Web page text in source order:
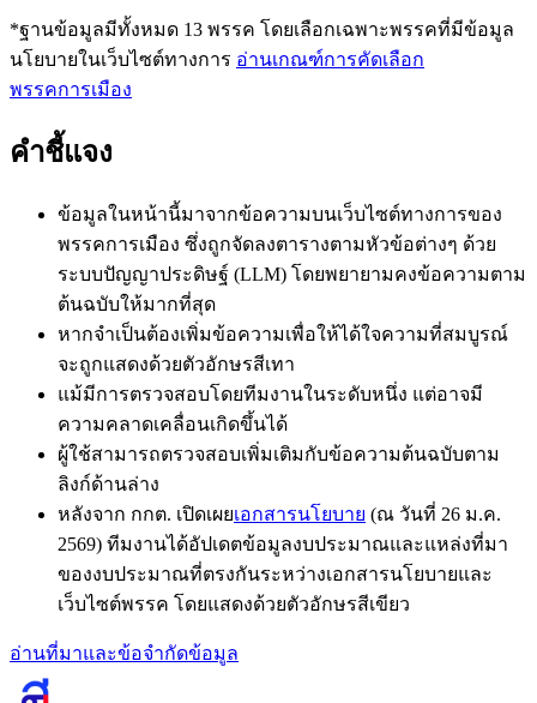
*ฐานข้อมูลมีทั้งหมด 13 พรรค โดยเลือกเฉพาะพรรคที่มีข้อมูล
นโยบายในเว็บไซต์ทางการ อ่านเกณฑ์การคัดเลือก
พรรคการเมือง
คำชี้แจง
ข้อมูลในหน้านี้มาจากข้อความบนเว็บไซต์ทางการของ
พรรคการเมือง ซึ่งถูกจัดลงตารางตามหัวข้อต่างๆ ด้วย
ระบบปัญญาประดิษฐ์ (LLM) โดยพยายามคงข้อความตาม
ต้นฉบับให้มากที่สุด
หากจำเป็นต้องเพิ่มข้อความเพื่อให้ได้ใจความที่สมบูรณ์
จะถูกแสดงด้วยตัวอักษรสีเทา
แม้มีการตรวจสอบโดยทีมงานในระดับหนึ่ง แต่อาจมี
ความคลาดเคลื่อนเกิดขึ้นได้
ผู้ใช้สามารถตรวจสอบเพิ่มเติมกับข้อความต้นฉบับตาม
ลิงก์ด้านล่าง
หลังจาก กกต. เปิดเผยเอกสารนโยบาย (ณ วันที่ 26 ม.ค.
2569) ทีมงานได้อัปเดตข้อมูลงบประมาณและแหล่งที่มา
ของงบประมาณที่ตรงกันระหว่างเอกสารนโยบายและ
เว็บไซต์พรรค โดยแสดงด้วยตัวอักษรสีเขียว
อ่านที่มาและข้อจำกัดข้อมูล